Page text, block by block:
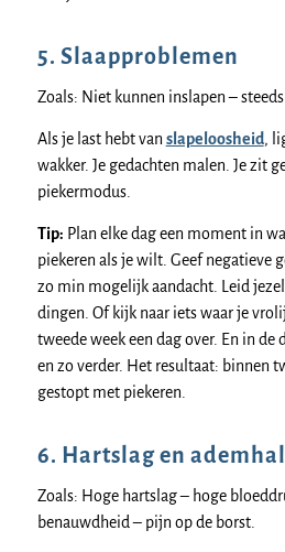
5. Slaapproblemen
Zoals: Niet kunnen inslapen –
Als je last hebt van slapeloosheid,
wakker. Je gedachten malen. Je zit
piekermodus.
Tip: Plan elke dag een moment in
piekeren als je wilt. Geef negatieve
zo min mogelijk aandacht. Leid
dingen. Of kijk naar iets waar je
tweede week een dag over. En in de
en zo verder. Het resultaat: binnen
gestopt met piekeren.
6. Hartslag en
Zoals: Hoge hartslag – hoge
benauwdheid – pijn op de borst.